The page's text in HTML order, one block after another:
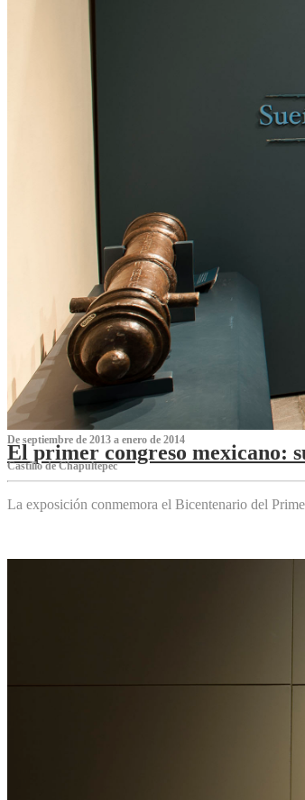
De septiembre de 2013 a enero de 2014
El primer congreso mexicano:
Castillo de Chapultepec
La exposición conmemora el Bicentenario del